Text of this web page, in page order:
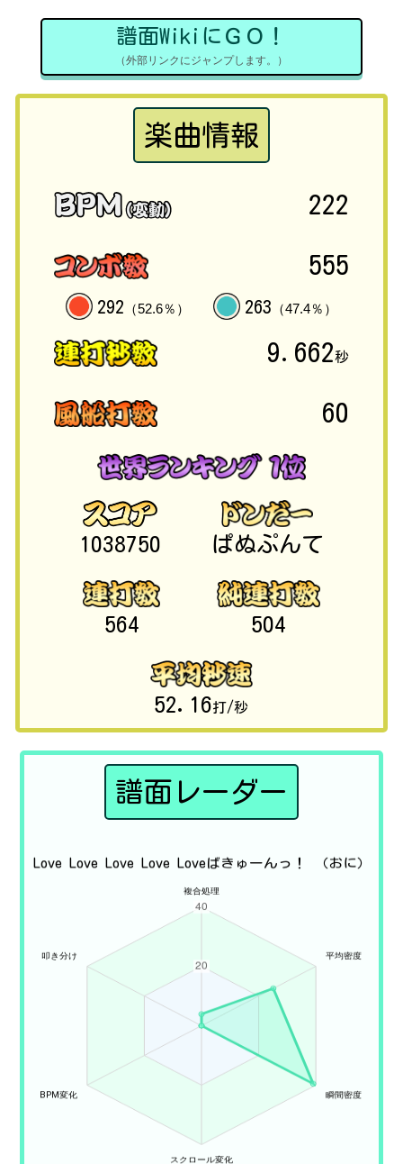
譜面WikiにＧＯ！
（外部リンクにジャンプします。）
楽曲情報
222
555
292 （52.6％） 263 （47.4％）
9.662秒
60
1038750 ぱぬぷんて
564 504
52.16打/秒
譜面レーダー